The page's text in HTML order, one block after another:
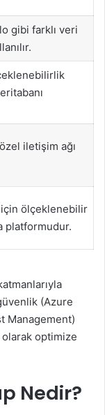
gibi farklı veri
iletişim ağı
için ölçeklenebilir
platformudur.
(Azure
Management)
olarak optimize
Nedir?